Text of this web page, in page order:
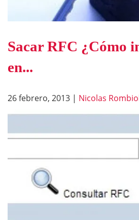
Sacar RFC ¿Cómo
en...
26 febrero, 2013 | Nicolas